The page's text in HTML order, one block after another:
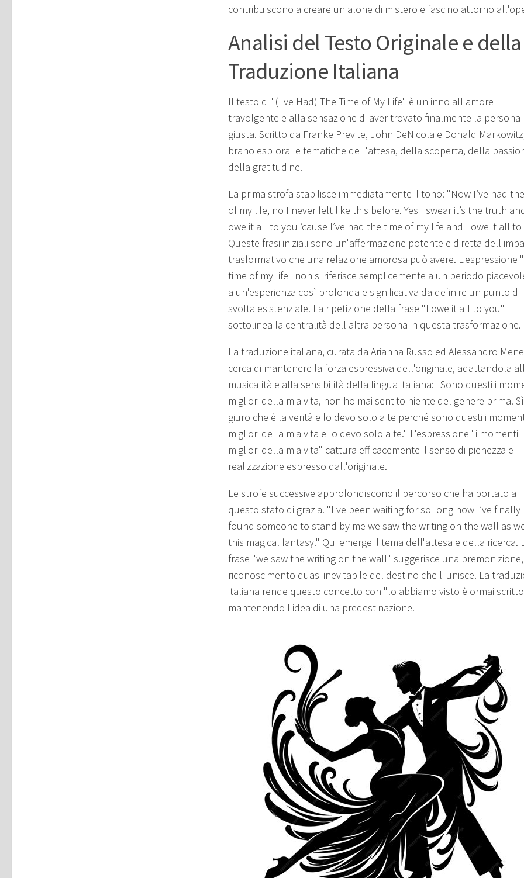
contribuiscono a creare un alone di mistero e fascino attorno
Analisi del Testo Originale e della
Traduzione Italiana
Il testo di "(I've Had) The Time of My Life" è un inno all'amore
travolgente e alla sensazione di aver trovato finalmente la persona
giusta. Scritto da Franke Previte, John DeNicola e Donald
brano esplora le tematiche dell'attesa, della scoperta, della
della gratitudine.
La prima strofa stabilisce immediatamente il tono: "Now I’ve had
of my life, no I never felt like this before. Yes I swear it’s the truth
owe it all to you ‘cause I’ve had the time of my life and I owe it all to
Queste frasi iniziali sono un'affermazione potente e diretta
trasformativo che una relazione amorosa può avere. L'espressione
time of my life" non si riferisce semplicemente a un periodo
a un'esperienza così profonda e significativa da definire un punto di
svolta esistenziale. La ripetizione della frase "I owe it all to you"
sottolinea la centralità dell'altra persona in questa trasformazione.
La traduzione italiana, curata da Arianna Russo ed Alessandro
cerca di mantenere la forza espressiva dell'originale, adattandola
musicalità e alla sensibilità della lingua italiana: "Sono questi i
migliori della mia vita, non ho mai sentito niente del genere prima.
giuro che è la verità e lo devo solo a te perché sono questi i
migliori della mia vita e lo devo solo a te." L'espressione "i momenti
migliori della mia vita" cattura efficacemente il senso di pienezza e
realizzazione espresso dall'originale.
Le strofe successive approfondiscono il percorso che ha portato a
questo stato di grazia. "I've been waiting for so long now I’ve finally
found someone to stand by me we saw the writing on the wall as
this magical fantasy." Qui emerge il tema dell'attesa e della ricerca.
frase "we saw the writing on the wall" suggerisce una
riconoscimento quasi inevitabile del destino che li unisce. La
italiana rende questo concetto con "lo abbiamo visto è ormai
mantenendo l'idea di una predestinazione.